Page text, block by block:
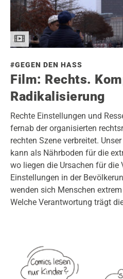
#GEGEN DEN HASS
Film: Rechts.
Radikalisierung
Rechte Einstellungen und
fernab der organisierten
rechten Szene verbreitet.
kann als Nährboden für die
wo liegen die Ursachen für die
Einstellungen in der
wenden sich Menschen
Welche Verantwortung trägt